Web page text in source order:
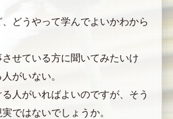
どうやって学んでよいかわから
せている方に聞いてみたいけ
がいない。
人がいればよいのですが、そう
ではないでしょうか。